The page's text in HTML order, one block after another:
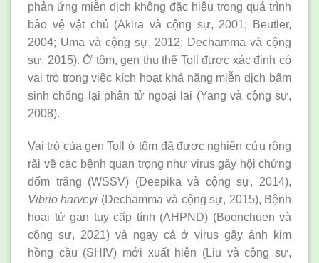
phản ứng miễn dịch không đặc hiệu trong quá trình
bảo vệ vật chủ (Akira và cộng sự, 2001; Beutler,
2004; Uma và cộng sự, 2012; Dechamma và cộng
sự, 2015). Ở tôm, gen thụ thể Toll được xác định có
vai trò trong việc kích hoạt khả năng miễn dịch bẩm
sinh chống lại phân tử ngoại lai (Yang và cộng sự,
2008).
Vai trò của gen Toll ở tôm đã được nghiên cứu rộng
rãi về các bệnh quan trọng như virus gây hội chứng
đốm trắng (WSSV) (Deepika và cộng sự, 2014),
Vibrio harveyi (Dechamma và cộng sự, 2015), Bệnh
hoại tử gan tụy cấp tính (AHPND) (Boonchuen và
cộng sự, 2021) và ngay cả ở virus gây ánh kim
hồng cầu (SHIV) mới xuất hiện (Liu và cộng sự,